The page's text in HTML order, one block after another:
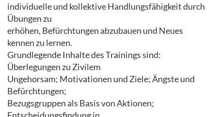
individuelle und kollektive Handlungsfähigkeit durch
Übungen zu
erhöhen, Befürchtungen abzubauen und Neues
kennen zu lernen.
Grundlegende Inhalte des Trainings sind:
Überlegungen zu Zivilem
Ungehorsam; Motivationen und Ziele; Ängste und
Befürchtungen;
Bezugsgruppen als Basis von Aktionen;